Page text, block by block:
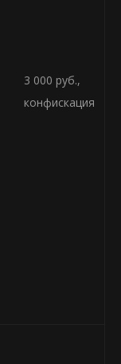
3 000 руб.,
конфискация